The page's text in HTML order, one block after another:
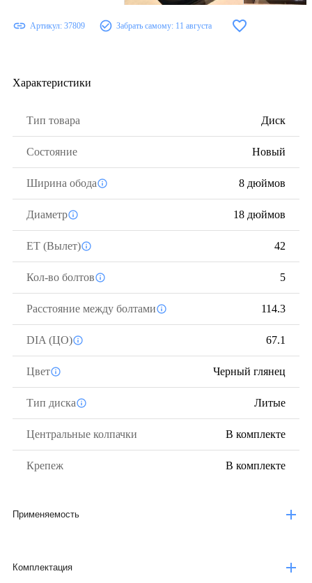
Артикул: 37809 Забрать самому: 11 августа
Характеристики
Тип товара Диск
Состояние Новый
Ширина обода 8 дюймов
Диаметр 18 дюймов
ЕТ (Вылет) 42
Кол-во болтов 5
Расстояние между болтами 114.3
DIA (ЦО) 67.1
Цвет Черный глянец
Тип диска Литые
Центральные колпачки В комплекте
Крепеж В комплекте
Применяемость
Комплектация